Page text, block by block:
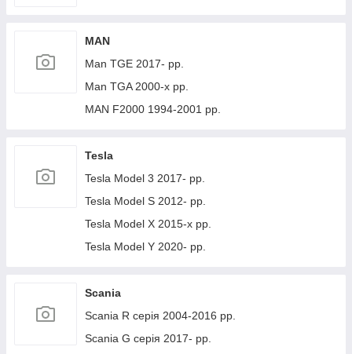
MAN
Man TGE 2017- рр.
Man TGA 2000-х рр.
MAN F2000 1994-2001 рр.
Tesla
Tesla Model 3 2017- рр.
Tesla Model S 2012- рр.
Tesla Model X 2015-х рр.
Tesla Model Y 2020- рр.
Scania
Scania R серія 2004-2016 рр.
Scania G серія 2017- рр.